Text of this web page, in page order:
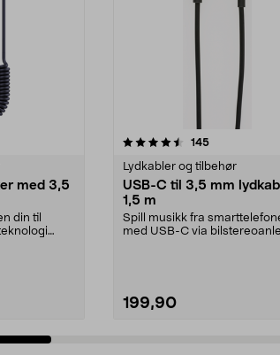
med 3,5
din til
145anmeldelser
Lydkabler og tilbehør
USB-C til 3,5 mm
1,5 m
Spill musikk fra
med USB-C via
199,90
4.5 av 5 stjerner